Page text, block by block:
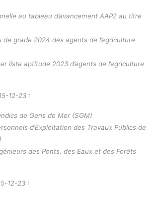
au tableau d’avancement AAP2 au titre
de grade 2024 des agents de l’agriculture
liste aptitude 2023 d’agents de l’agriculture
12-23 :
de Gens de Mer (SGM)
d’Exploitation des Travaux Publics de
des Ponts, des Eaux et des Forêts
12-23 :